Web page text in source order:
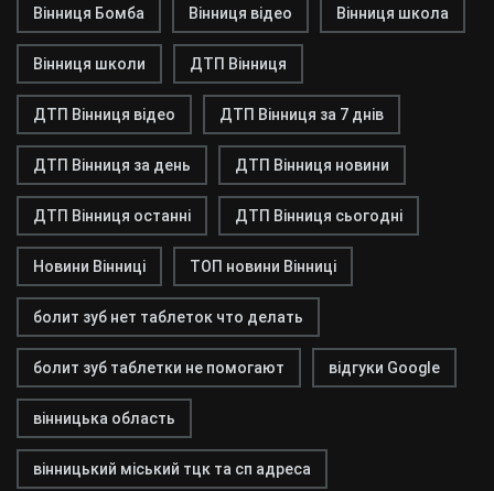
Вінниця Бомба Вінниця відео Вінниця школа
Вінниця школи ДТП Вінниця
ДТП Вінниця відео ДТП Вінниця за 7 днів
ДТП Вінниця за день ДТП Вінниця новини
ДТП Вінниця останні ДТП Вінниця сьогодні
Новини Вінниці ТОП новини Вінниці
болит зуб нет таблеток что делать
болит зуб таблетки не помогают відгуки Google
вінницька область
вінницький міський тцк та сп адреса